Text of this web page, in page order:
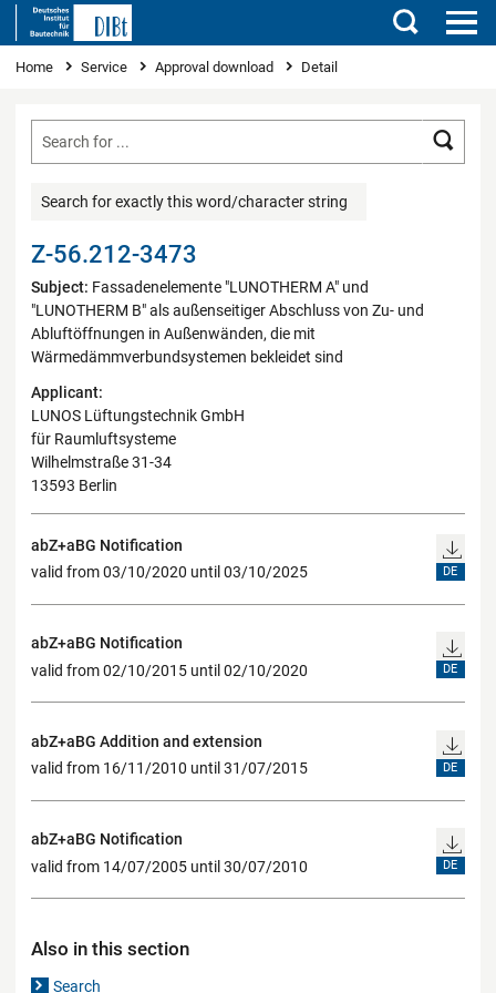
Search
You are here
Home Service Approval download Detail
Search for exactly this word/character string
Z-56.212-3473
Subject: Fassadenelemente "LUNOTHERM A" und
"LUNOTHERM B" als außenseitiger Abschluss von Zu- und
Abluftöffnungen in Außenwänden, die mit
Wärmedämmverbundsystemen bekleidet sind
Applicant:
LUNOS Lüftungstechnik GmbH
für Raumluftsysteme
Wilhelmstraße 31-34
13593 Berlin
abZ+aBG Notification
valid from 03/10/2020 until 03/10/2025
DE
abZ+aBG Notification
valid from 02/10/2015 until 02/10/2020
DE
abZ+aBG Addition and extension
valid from 16/11/2010 until 31/07/2015
DE
abZ+aBG Notification
valid from 14/07/2005 until 30/07/2010
DE
Also in this section
Search